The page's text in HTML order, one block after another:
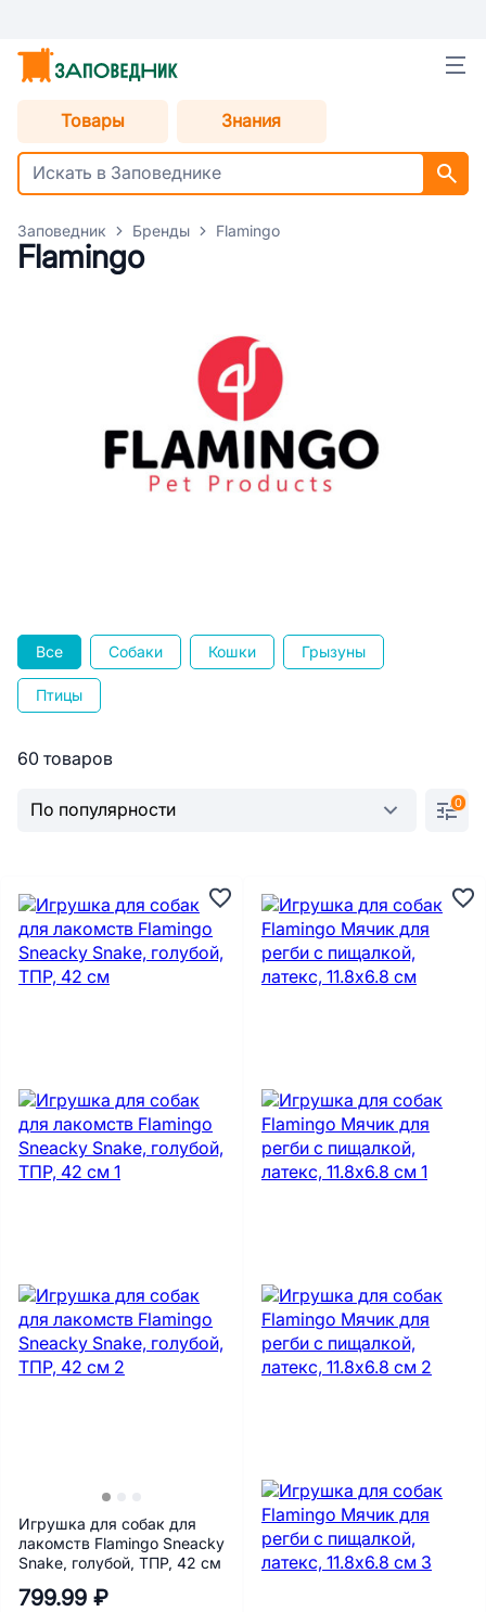
Товары Знания
Заповедник Бренды Flamingo
Flamingo
Все Собаки Кошки Грызуны
Птицы
60 товаров
0
Игрушка для собак для
лакомств Flamingo Sneacky
Snake, голубой, ТПР, 42 см
799.99 ₽